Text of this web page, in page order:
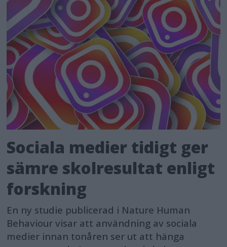
gridlines, they can also be used as
partially filled transparency masks. In
addition to school and sports
photography, Sony has positioned this
to be used for businesses such as
cruise lines, theme parks, nature
photography, ID photography,
dentistry, and CG photography. Sony
hopes that this custom gridline
feature will help improve the
creativity and work efficiency of
photographers in a variety of
industries.
The license will be available at a
Sociala medier tidigt ger
sämre skolresultat enligt
forskning
En ny studie publicerad i Nature Human
Behaviour visar att användning av sociala
medier innan tonåren ser ut att hänga